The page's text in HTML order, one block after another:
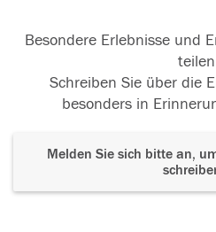
Besondere Erlebnisse und
Schreiben Sie über die
besonders in
Melden Sie sich bitte an,